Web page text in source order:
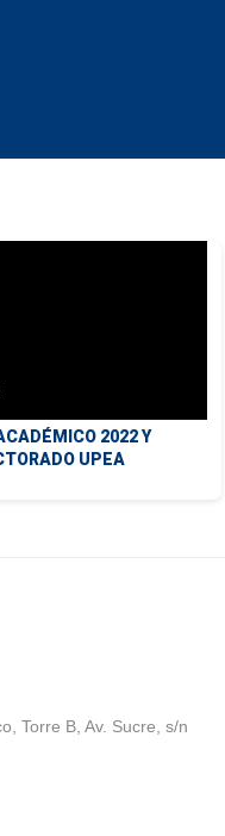
2022 Y
UPEA
Torre B, Av. Sucre, s/n